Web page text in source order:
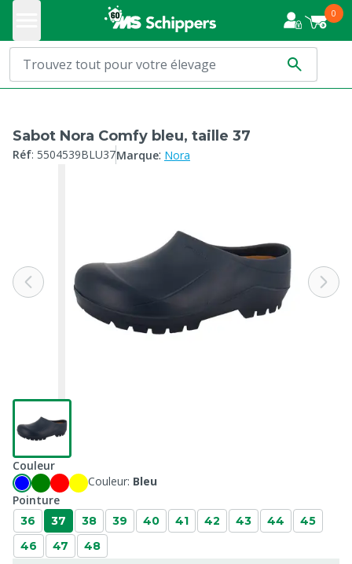
0
Sabot Nora Comfy bleu, taille 37
Réf: 5504539BLU37Marque: Nora
Couleur
Couleur: Bleu
Pointure
36 37 38 39 40 41 42 43 44
45
46
47 48